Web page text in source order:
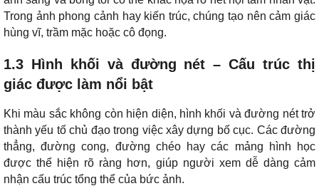
Trong ảnh phong cảnh hay kiến trúc, chúng tạo nên cảm giác
hùng vĩ, trầm mặc hoặc cô đọng.
1.3 Hình khối và đường nét – Cấu trúc thị
giác được làm nổi bật
Khi màu sắc không còn hiện diện, hình khối và đường nét trở
thành yếu tố chủ đạo trong việc xây dựng bố cục. Các đường
thẳng, đường cong, đường chéo hay các mảng hình học
được thể hiện rõ ràng hơn, giúp người xem dễ dàng cảm
nhận cấu trúc tổng thể của bức ảnh.